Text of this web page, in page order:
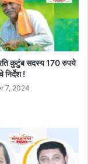
कुटुंब सदस्य 170 रुपये
निर्देश !
7, 2024